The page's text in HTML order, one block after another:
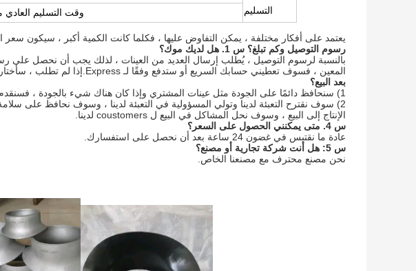
التسليم
وقت التسليم العادي من 30 إلى 45 يومًا بعد استلام
يعتمد على أفكار مختلفة ، يمكن التفاوض عليها ، فكلما كانت الكمية أكبر ، سيكون سعر
رسوم التوصيل وكم تبلغ؟ س 1. هل لديك موك؟
المعين ، فسوف تعطيني حسابك السريع أو ستدفع وفقًا لـ Express.إذا لم تطلب ، سأختار واحدة رخيصة في الصين.
بعد البيع؟
1) سنحافظ دائمًا على الجودة مثل عينات المشتري وإذا كان هناك شيء بالجودة ، فسنقدم تعويضًا عن coustomers لدينا.
الإنتاج إلى البيع ، وسوف نحل المشاكل في البيع ل coustomers لدينا.
س 4. متى يمكنني الحصول على السعر؟
عادة ما نقتبس في غضون 24 ساعة بعد أن نحصل على استفسارك.
س 5: هل أنت شركة تجارية أو مصنع؟
نحن مصنع محترف مع مصنعنا الخاص.